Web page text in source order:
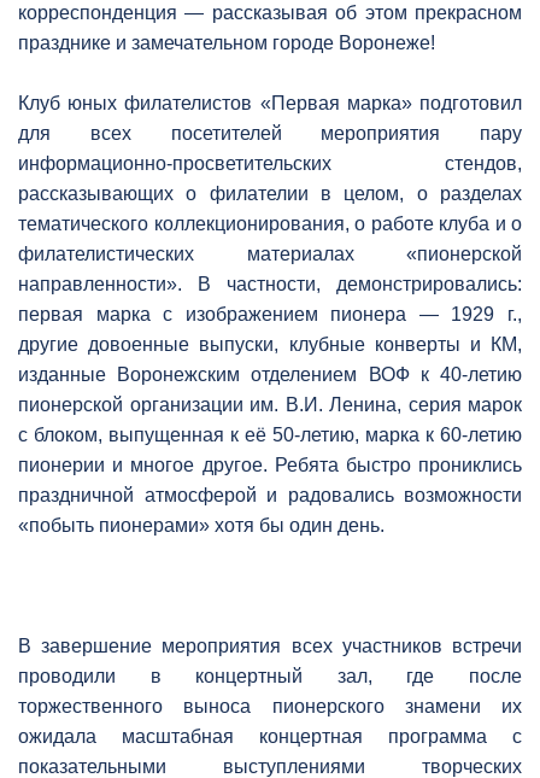
корреспонденция — рассказывая об этом прекрасном
празднике и замечательном городе Воронеже!
Клуб юных филателистов «Первая марка» подготовил
для всех посетителей мероприятия пару
информационно-просветительских стендов,
рассказывающих о филателии в целом, о разделах
тематического коллекционирования, о работе клуба и о
филателистических материалах «пионерской
направленности». В частности, демонстрировались:
первая марка с изображением пионера — 1929 г.,
другие довоенные выпуски, клубные конверты и КМ,
изданные Воронежским отделением ВОФ к 40-летию
пионерской организации им. В.И. Ленина, серия марок
с блоком, выпущенная к её 50-летию, марка к 60-летию
пионерии и многое другое. Ребята быстро прониклись
праздничной атмосферой и радовались возможности
«побыть пионерами» хотя бы один день.
В завершение мероприятия всех участников встречи
проводили в концертный зал, где после
торжественного выноса пионерского знамени их
ожидала масштабная концертная программа с
показательными выступлениями творческих